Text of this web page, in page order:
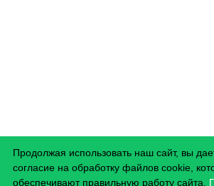
Продолжая использовать наш сайт, вы
согласие на обработку файлов cookie,
обеспечивают правильную работу сайта.